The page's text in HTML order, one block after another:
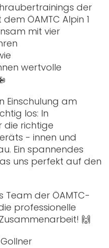
der
ÖAMTC Alpin 1
mit vier
wertvolle
Einschulung am
los: In
die richtige
- innen und
Ein spannendes
uns perfekt auf den
Team der ÖAMTC-
professionelle
🙌